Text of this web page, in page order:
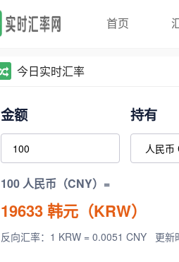
首页
今日实时汇率
金额 持有
100 人民币（CNY）=
19633韩元（KRW）
反向汇率：1 KRW = 0.0051 CNY 更新